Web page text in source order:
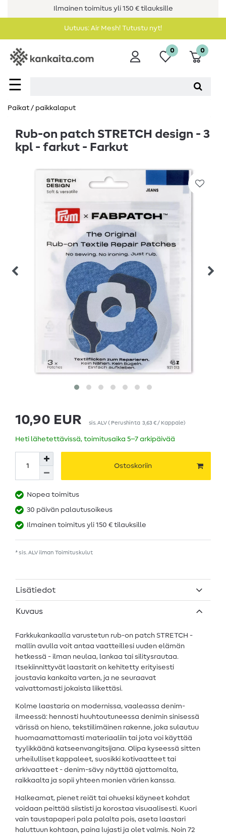
Ilmainen toimitus yli 150 € tilauksille
Uutuus: Air Mesh! Tutustu nyt!
☰
0 0
Paikat / paikkalaput
Rub-on patch STRETCH design - 3
kpl - farkut - Farkut
10,90 EUR sis. ALV( Perushinta 3,63 € / Kappale)
Heti lähetettävissä, toimitusaika 5–7 arkipäivää
Ostoskoriin
Nopea toimitus
30 päivän palautusoikeus
Ilmainen toimitus yli 150 € tilauksille
* sis. ALV ilman Toimituskulut
Lisätiedot
Kuvaus
Farkkukankaalla varustetun rub-on patch STRETCH -
mallin avulla voit antaa vaatteillesi uuden elämän
hetkessä - ilman neulaa, lankaa tai silitysrautaa.
Itsekiinnittyvät laastarit on kehitetty erityisesti
joustavia kankaita varten, ja ne seuraavat
vaivattomasti jokaista liikettäsi.
Kolme laastaria on modernissa, vaaleassa denim-
ilmeessä: hennosti huuhtoutuneessa denimin sinisessä
värissä on hieno, tekstiilimäinen rakenne, joka sulautuu
huomaamattomasti materiaaliin tai jota voi käyttää
tyylikkäänä katseenvangitsijana. Olipa kyseessä sitten
urheilulliset kappaleet, suosikki kotivaatteet tai
arkivaatteet - denim-sävy näyttää ajattomalta,
raikkaalta ja sopii yhteen monien värien kanssa.
Halkeamat, pienet reiät tai ohueksi käyneet kohdat
voidaan peittää siististi ja korostaa visuaalisesti. Kuori
vain taustapaperi pala palalta pois, aseta laastari
haluttuun kohtaan, paina lujasti ja olet valmis. Noin 72